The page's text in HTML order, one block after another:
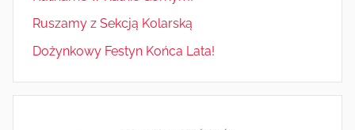
Ruszamy z Sekcją Kolarską
Dożynkowy Festyn Końca Lata!